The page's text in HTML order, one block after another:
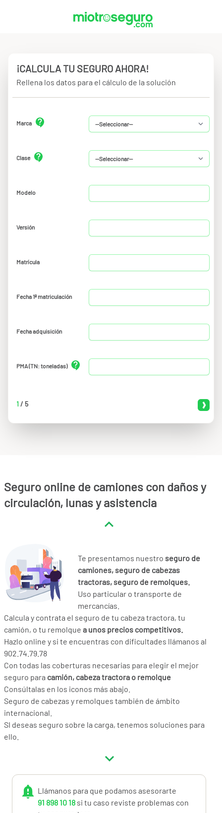
Seguro online de camiones con daños y
circulación, lunas y asistencia
Te presentamos nuestro seguro de
camiones, seguro de cabezas
tractoras, seguro de remolques.
Uso particular o transporte de
mercancías.
Calcula y contrata el seguro de tu cabeza tractora, tu
camión, o tu remolque a unos precios competitivos.
Hazlo online y si te encuentras con dificultades llámanos al
902.74.79.78
Con todas las coberturas necesarias para elegir el mejor
seguro para camión, cabeza tractora o remolque
Consúltalas en los iconos más abajo.
Seguro de cabezas y remolques también de ámbito
internacional.
SI deseas seguro sobre la carga, tenemos soluciones para
ello.
Llámanos para que podamos asesorarte
91 898 10 18 si tu caso reviste problemas con
¡CALCULA TU SEGURO AHORA!
Rellena los datos para el cálculo de la solución
Marca
Clase
Modelo
Versión
Matrícula
Fecha 1ª matriculación
Fecha adquisición
PMA (TN: toneladas)
1/ 5